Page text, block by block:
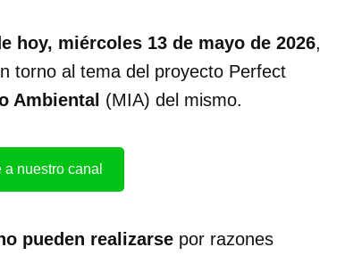
hoy, miércoles 13 de mayo de 2026,
torno al tema del proyecto Perfect
Ambiental (MIA) del mismo.
nuestro canal
pueden realizarse por razones